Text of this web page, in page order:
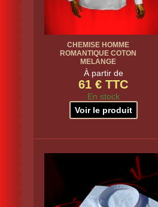
CHEMISE HOMME
ROMANTIQUE COTON
MELANGE
À partir de
61 € TTC
En stock
Voir le produit